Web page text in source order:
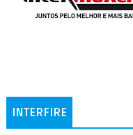
INTERFIRE